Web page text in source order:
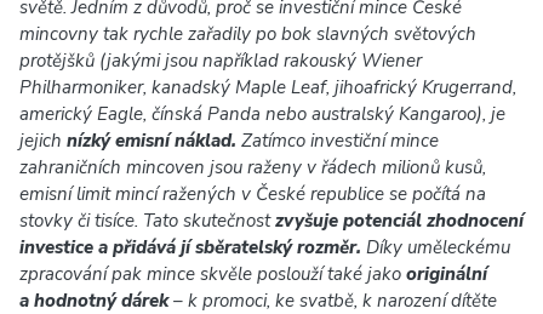
světě. Jedním z důvodů, proč se investiční mince České
mincovny tak rychle zařadily po bok slavných světových
protějšků (jakými jsou například rakouský Wiener
Philharmoniker, kanadský Maple Leaf, jihoafrický Krugerrand,
americký Eagle, čínská Panda nebo australský Kangaroo), je
jejich nízký emisní náklad. Zatímco investiční mince
zahraničních mincoven jsou raženy v řádech milionů kusů,
emisní limit mincí ražených v České republice se počítá na
stovky či tisíce. Tato skutečnostzvyšuje potenciál zhodnocení
investice a přidává jí sběratelský rozměr. Díky uměleckému
zpracování pak mince skvěle poslouží také jako originální
a hodnotný dárek– k promoci, ke svatbě, k narození dítěte